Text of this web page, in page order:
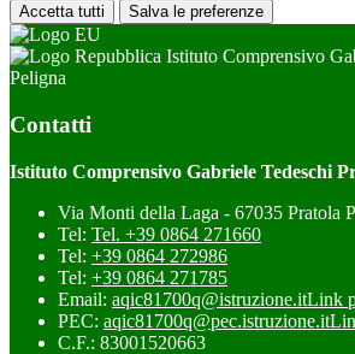
Accetta tutti Salva le preferenze
Istituto Comprensivo
Peligna
Contatti
Istituto Comprensivo Gabriele Tedeschi
Via Monti della Laga - 67035 Pratola
Tel: Tel. +39 0864 271660
Tel: +39 0864 272986
Tel: +39 0864 271785
Email: aqic81700q@istruzione.itLink
PEC: aqic81700q@pec.istruzione.it
C.F.: 83001520663